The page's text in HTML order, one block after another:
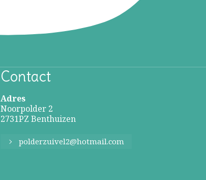
Contact
Adres
Noorpolder 2
2731PZ Benthuizen
polderzuivel2@hotmail.com